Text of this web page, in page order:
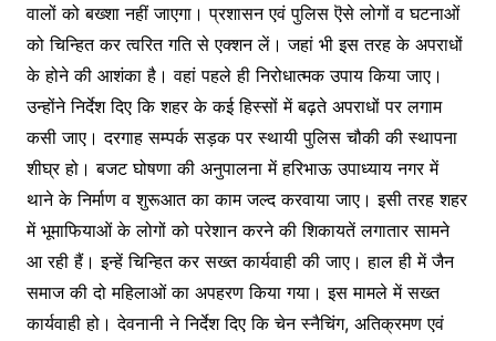
वालों को बख्शा नहीं जाएगा। प्रशासन एवं पुलिस ऎसे लोगों व घटनाओं
को चिन्हित कर त्वरित गति से एक्शन लें। जहां भी इस तरह के अपराधों
के होने की आशंका है। वहां पहले ही निरोधात्मक उपाय किया जाए।
उन्होंने निर्देश दिए कि शहर के कई हिस्सों में बढ़ते अपराधों पर लगाम
कसी जाए। दरगाह सम्पर्क सड़क पर स्थायी पुलिस चौकी की स्थापना
शीघ्र हो। बजट घोषणा की अनुपालना में हरिभाऊ उपाध्याय नगर में
थाने के निर्माण व शुरूआत का काम जल्द करवाया जाए। इसी तरह शहर
में भूमाफियाओं के लोगों को परेशान करने की शिकायतें लगातार सामने
आ रही हैं। इन्हें चिन्हित कर सख्त कार्यवाही की जाए। हाल ही में जैन
समाज की दो महिलाओं का अपहरण किया गया। इस मामले में सख्त
कार्यवाही हो। देवनानी ने निर्देश दिए कि चेन स्नैचिंग, अतिक्रमण एवं